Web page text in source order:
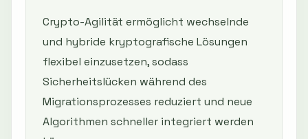
Crypto-Agilität ermöglicht wechselnde
und hybride kryptografische Lösungen
flexibel einzusetzen, sodass
Sicherheitslücken während des
Migrationsprozesses reduziert und neue
Algorithmen schneller integriert werden